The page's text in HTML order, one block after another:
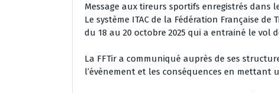
Message aux tireurs sportifs enregistrés dans
Le système ITAC de la Fédération Française
du 18 au 20 octobre 2025 qui a entrainé le vol
La FFTir a communiqué auprès de ses
l’évènement et les conséquences en mettant